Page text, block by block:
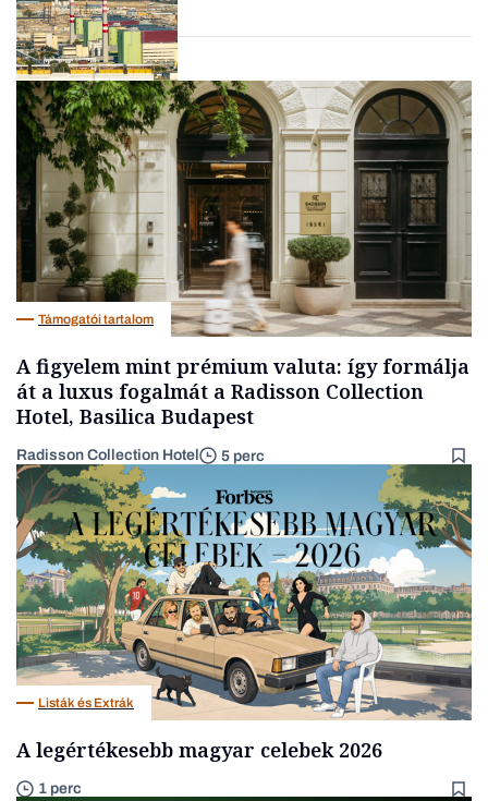
Energia
Támogatói tartalom
A figyelem mint prémium valuta: így formálja
át a luxus fogalmát a Radisson Collection
Hotel, Basilica Budapest
Radisson Collection Hotel 5 perc
Listák és Extrák
A legértékesebb magyar celebek 2026
1 perc